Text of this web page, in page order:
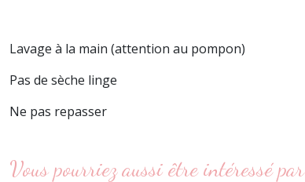
Lavage à la main (attention au pompon)
Pas de sèche linge
Ne pas repasser
Vous pourriez aussi être intéressé par